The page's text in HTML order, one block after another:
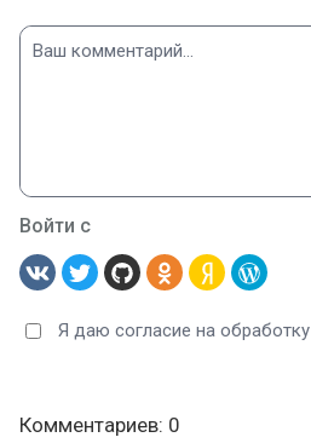
Войти с
Я даю согласие на обработку
Комментариев: 0